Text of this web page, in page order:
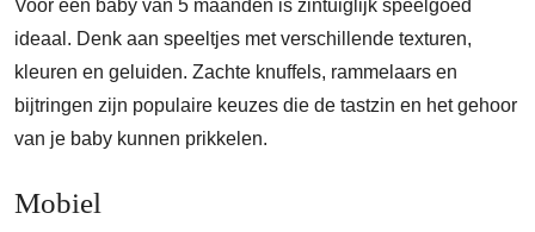
Voor een baby van 5 maanden is zintuiglijk speelgoed
ideaal. Denk aan speeltjes met verschillende texturen,
kleuren en geluiden. Zachte knuffels, rammelaars en
bijtringen zijn populaire keuzes die de tastzin en het gehoor
van je baby kunnen prikkelen.
Mobiel